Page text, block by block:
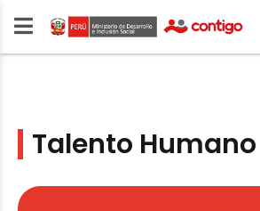
Talento Humano